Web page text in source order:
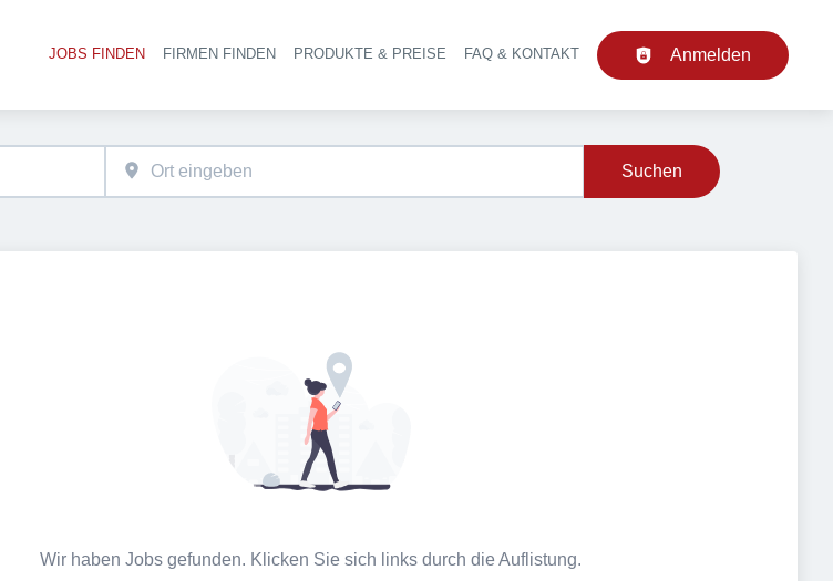
Haupt-Navigation
JOBS FINDEN FIRMEN FINDEN PRODUKTE & PREISE FAQ & KONTAKT Anmelden
Suchen
Wir haben Jobs gefunden. Klicken Sie sich links durch die Auflistung.